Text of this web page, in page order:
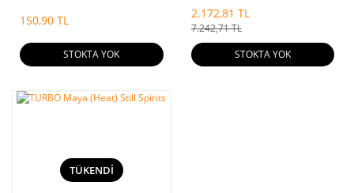
150,90 TL
STOKTA YOK
2.172,81 TL
7.242,71 TL
STOKTA YOK
TÜKENDİ